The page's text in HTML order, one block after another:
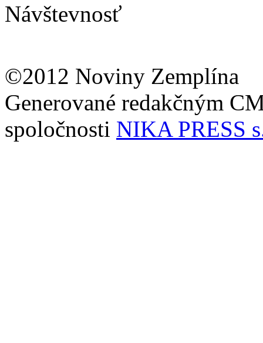
Návštevnosť
©2012 Noviny Zemplína
Generované redakčným
spoločnosti NIKA PRESS